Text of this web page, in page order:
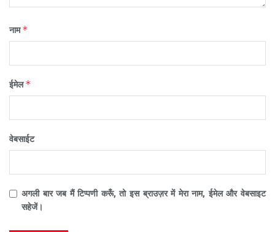
नाम*
ईमेल*
वेबसाईट
अगली बार जब मैं टिप्पणी करूँ, तो इस ब्राउज़र में मेरा नाम, ईमेल और वेबसाइट
सहेजें।